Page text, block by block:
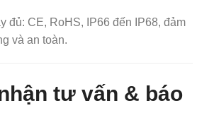
đủ: CE, RoHS, IP66 đến IP68, đảm
và an toàn.
tư vấn & báo